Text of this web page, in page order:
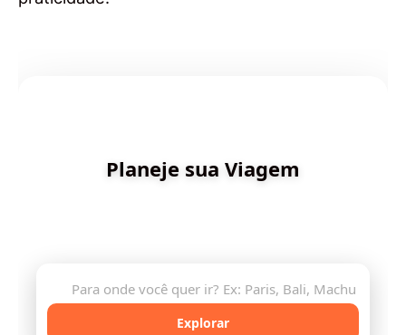
Planeje sua Viagem
Explorar